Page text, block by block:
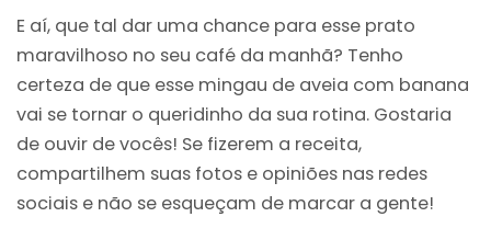
E aí, que tal dar uma chance para esse prato
maravilhoso no seu café da manhã? Tenho
certeza de que esse mingau de aveia com banana
vai se tornar o queridinho da sua rotina. Gostaria
de ouvir de vocês! Se fizerem a receita,
compartilhem suas fotos e opiniões nas redes
sociais e não se esqueçam de marcar a gente!